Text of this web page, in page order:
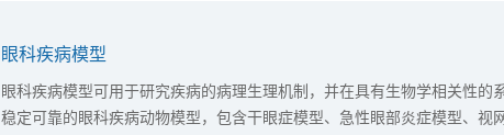
眼科疾病模型
眼科疾病模型可用于研究疾病的病理生理机制，并在具有生物学相关性
稳定可靠的眼科疾病动物模型，包含干眼症模型、急性眼部炎症模型、